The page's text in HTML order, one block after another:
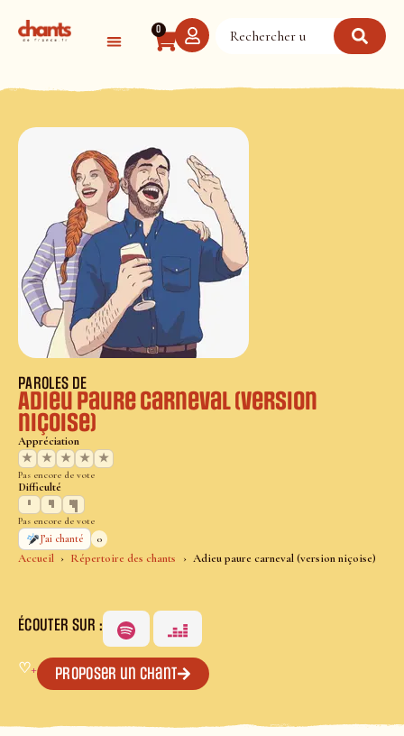
0
Accueil Répertoire des chants Adieu paure carneval (version niçoise)
PAROLES DE
Adieu paure carneval (version
niçoise)
Appréciation
★
★ ★ ★ ★
Pas encore de vote
Difficulté
Pas encore de vote
J’ai chanté
0
ÉCOUTER SUR :
♡+ Proposer un chant